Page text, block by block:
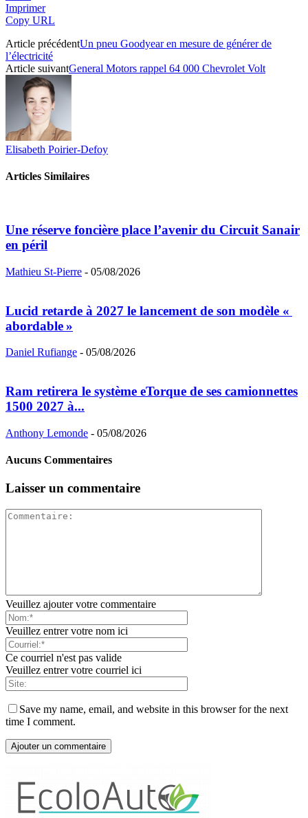
Imprimer
Copy URL
Article précédentUn pneu Goodyear en mesure de générer de
l’électricité
Article suivantGeneral Motors rappel 64 000 Chevrolet Volt
Elisabeth Poirier-Defoy
Articles Similaires
Une réserve foncière place l’avenir du Circuit Sanair
en péril
Mathieu St-Pierre - 05/08/2026
Lucid retarde à 2027 le lancement de son modèle «
abordable »
Daniel Rufiange - 05/08/2026
Ram retirera le système eTorque de ses camionnettes
1500 2027 à...
Anthony Lemonde - 05/08/2026
Aucuns Commentaires
Laisser un commentaire
Veuillez ajouter votre commentaire
Veuillez entrer votre nom ici
Ce courriel n'est pas valide
Veuillez entrer votre courriel ici
Save my name, email, and website in this browser for the next
time I comment.